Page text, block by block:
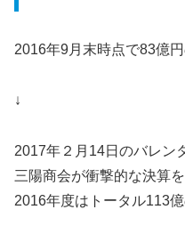
2016年9月末時点で83億円
↓
2017年２月14日のバレン
三陽商会が衝撃的な決算を
2016年度はトータル113億